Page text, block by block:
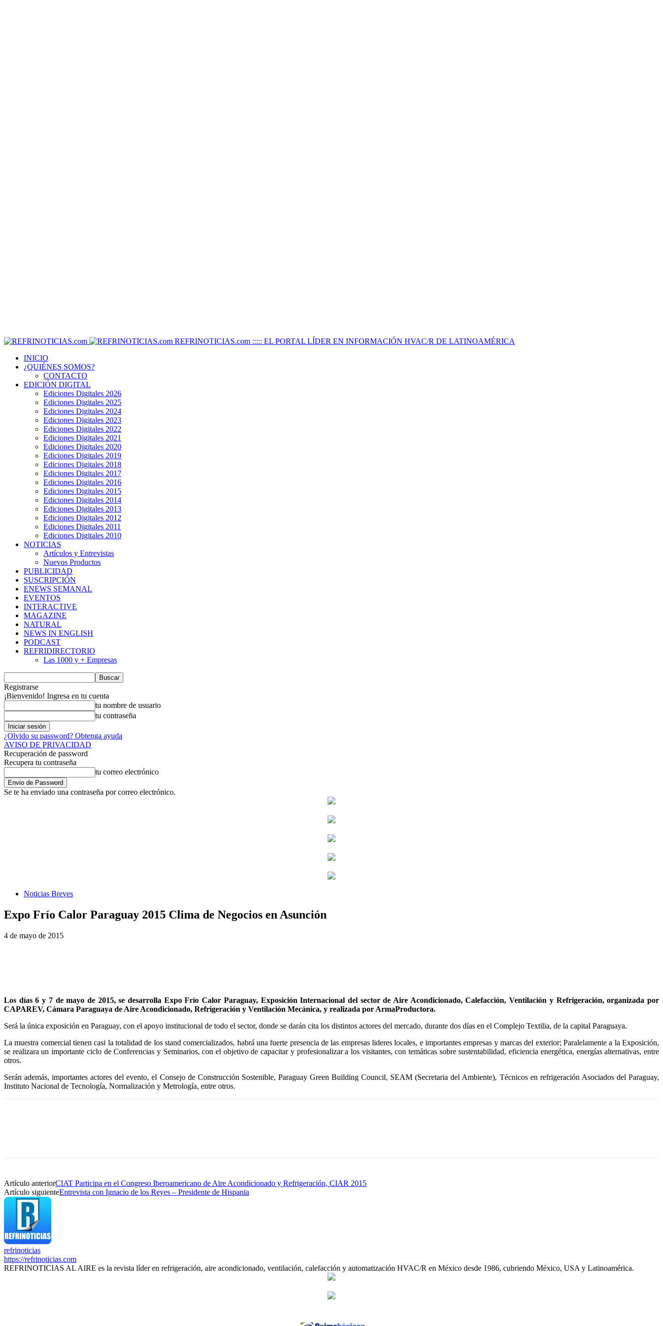
REFRINOTICIAS.com ::::: EL PORTAL LÍDER EN INFORMACIÓN HVAC/R DE LATINOAMÉRICA
INICIO
¿QUIÉNES SOMOS?
CONTACTO
EDICIÓN DIGITAL
Ediciones Digitales 2026
Ediciones Digitales 2025
Ediciones Digitales 2024
Ediciones Digitales 2023
Ediciones Digitales 2022
Ediciones Digitales 2021
Ediciones Digitales 2020
Ediciones Digitales 2019
Ediciones Digitales 2018
Ediciones Digitales 2017
Ediciones Digitales 2016
Ediciones Digitales 2015
Ediciones Digitales 2014
Ediciones Digitales 2013
Ediciones Digitales 2012
Ediciones Digitales 2011
Ediciones Digitales 2010
NOTICIAS
Artículos y Entrevistas
Nuevos Productos
PUBLICIDAD
SUSCRIPCIÓN
ENEWS SEMANAL
EVENTOS
INTERACTIVE
MAGAZINE
NATURAL
NEWS IN ENGLISH
PODCAST
REFRIDIRECTORIO
Las 1000 y + Empresas
Registrarse
¡Bienvenido! Ingresa en tu cuenta
tu nombre de usuario
tu contraseña
¿Olvido su password? Obtenga ayuda
AVISO DE PRIVACIDAD
Recuperación de password
Recupera tu contraseña
tu correo electrónico
Se te ha enviado una contraseña por correo electrónico.
Noticias Breves
Expo Frío Calor Paraguay 2015 Clima de Negocios en Asunción
4 de mayo de 2015
Los días 6 y 7 de mayo de 2015, se desarrolla Expo Frío Calor Paraguay, Exposición Internacional del sector de Aire Acondicionado, Calefacción, Ventilación y Refrigeración, organizada por
CAPAREV, Cámara Paraguaya de Aire Acondicionado, Refrigeración y Ventilación Mecánica, y realizada por ArmaProductora.
Será la única exposición en Paraguay, con el apoyo institucional de todo el sector, donde se darán cita los distintos actores del mercado, durante dos días en el Complejo Textilia, de la capital Paraguaya.
La muestra comercial tienen casi la totalidad de los stand comercializados, habrá una fuerte presencia de las empresas lideres locales, e importantes empresas y marcas del exterior; Paralelamente a la Exposición,
se realizara un importante ciclo de Conferencias y Seminarios, con el objetivo de capacitar y profesionalizar a los visitantes, con temáticas sobre sustentabilidad, eficiencia energética, energías alternativas, entre
otros.
Serán además, importantes actores del evento, el Consejo de Construcción Sostenible, Paraguay Green Building Council, SEAM (Secretaria del Ambiente), Técnicos en refrigeración Asociados del Paraguay,
Instituto Nacional de Tecnología, Normalización y Metrología, entre otros.
Artículo anteriorCIAT Participa en el Congreso Iberoamericano de Aire Acondicionado y Refrigeración, CIAR 2015
Artículo siguienteEntrevista con Ignacio de los Reyes – Presidente de Hispania
refrinoticias
https://refrinoticias.com
REFRINOTICIAS AL AIRE es la revista líder en refrigeración, aire acondicionado, ventilación, calefacción y automatización HVAC/R en México desde 1986, cubriendo México, USA y Latinoamérica.